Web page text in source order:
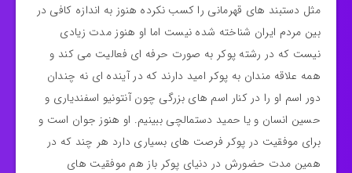
مثل دستبند های قهرمانی را کسب نکرده هنوز به اندازه کافی در
بین مردم ایران شناخته شده نیست اما او هنوز مدت زیادی
نیست که در رشته پوکر به صورت حرفه ای فعالیت می کند و
همه علاقه مندان به پوکر امید دارند که در آینده ای نه چندان
دور اسم او را در کنار اسم های بزرگی چون آنتونیو اسفندیاری و
حسین انسان و یا حمید دستمالچی ببینیم. او هنوز جوان است و
برای موفقیت در پوکر فرصت های بسیاری دارد هر چند که در
همین مدت حضورش در دنیای پوکر باز هم موفقیت های